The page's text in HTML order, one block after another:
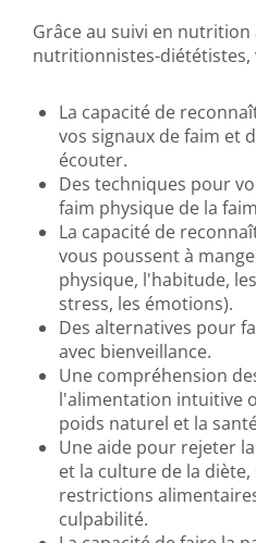
Grâce au suivi en nutrition
nutritionnistes-diététistes,
La capacité de
vos signaux de faim et
écouter.
Des techniques pour
faim physique de la
La capacité de
vous poussent à
physique, l'habitude,
stress, les émotions).
Des alternatives pour
avec bienveillance.
Une compréhension
l'alimentation intuitive
poids naturel et la
Une aide pour rejeter
et la culture de la
restrictions
culpabilité.